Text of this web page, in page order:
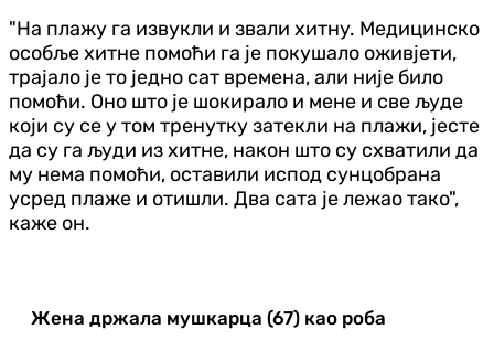
"На плажу га извукли и звали хитну. Медицинско
особље хитне помоћи га је покушало оживјети,
трајало је то једно сат времена, али није било
помоћи. Оно што је шокирало и мене и све људе
који су се у том тренутку затекли на плажи, јесте
да су га људи из хитне, након што су схватили да
му нема помоћи, оставили испод сунцобрана
усред плаже и отишли. Два сата је лежао тако",
каже он.
Жена држала мушкарца (67) као роба